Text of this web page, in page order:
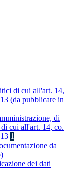
di cui all'art. 14,
(da pubblicare in
di
cui all'art. 14, co.
1
da
dei dati